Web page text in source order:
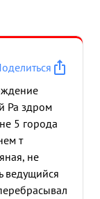
Ра здром
5 города
т
не
ведущийся